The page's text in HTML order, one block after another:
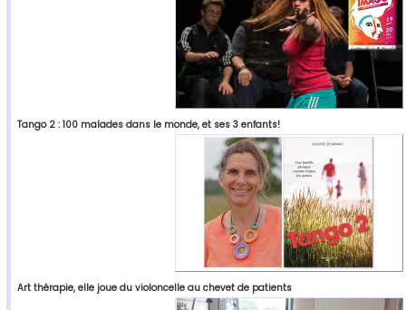
Tango 2 : 100 malades dans le monde, et ses 3 enfants!
Art thérapie, elle joue du violoncelle au chevet de patients